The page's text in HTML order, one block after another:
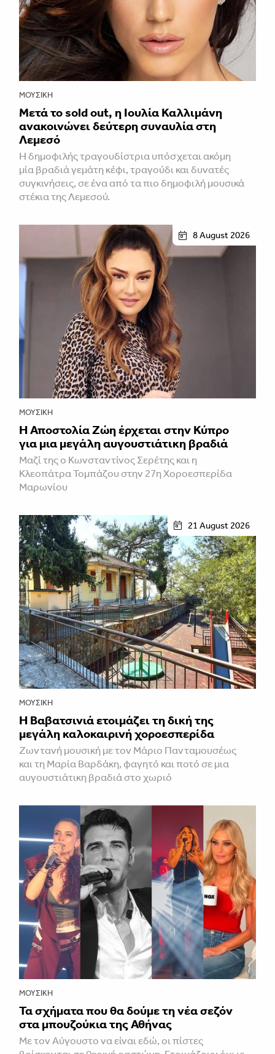
ΜΟΥΣΙΚΉ
Μετά το sold out, η Ιουλία Καλλιμάνη
ανακοινώνει δεύτερη συναυλία στη
Λεμεσό
H δημοφιλής τραγουδίστρια υπόσχεται ακόμη
μία βραδιά γεμάτη κέφι, τραγούδι και δυνατές
συγκινήσεις, σε ένα από τα πιο δημοφιλή μουσικά
στέκια της Λεμεσού.
8 August 2026
ΜΟΥΣΙΚΉ
Η Αποστολία Ζώη έρχεται στην Κύπρο
για μια μεγάλη αυγουστιάτικη βραδιά
Μαζί της ο Κωνσταντίνος Σερέτης και η
Κλεοπάτρα Τομπάζου στην 27η Χοροεσπερίδα
Μαρωνίου
21 August 2026
ΜΟΥΣΙΚΉ
Η Βαβατσινιά ετοιμάζει τη δική της
μεγάλη καλοκαιρινή χοροεσπερίδα
Ζωντανή μουσική με τον Μάριο Πανταμουσέως
και τη Μαρία Βαρδάκη, φαγητό και ποτό σε μια
αυγουστιάτικη βραδιά στο χωριό
ΜΟΥΣΙΚΉ
Τα σχήματα που θα δούμε τη νέα σεζόν
στα μπουζούκια της Αθήνας
Με τον Αύγουστο να είναι εδώ, οι πίστες